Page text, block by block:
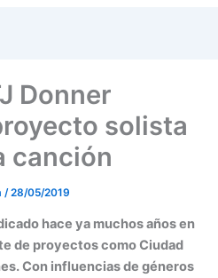
Donner
solista
canción
/28/05/2019
hace ya muchos años en
de proyectos como Ciudad
Con influencias de géneros